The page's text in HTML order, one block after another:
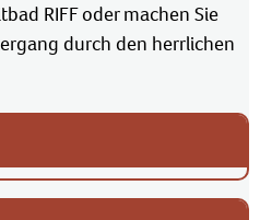
RIFF oder machen Sie
durch den herrlichen